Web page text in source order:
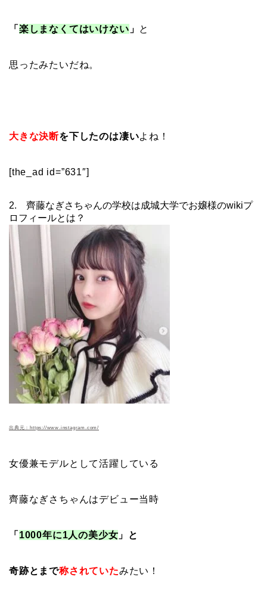
「 楽しまなくてはいけない 」 と
思ったみたいだね。
大きな決断を下したのは凄いよね！
[the_ad id=”631″]
2. 齊藤なぎさちゃんの学校は成城大学でお嬢様のwikiプ
ロフィールとは？
出典元：https://www.instagram.com/
女優兼モデルとして活躍している
齊藤なぎさちゃんはデビュー当時
「 1000年に1人の美少女 」と
奇跡とまで称されていたみたい！